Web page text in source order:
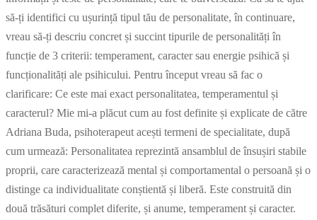
să-ți identifici cu ușurință tipul tău de personalitate, în continuare,
vreau să-ți descriu concret și succint tipurile de personalități în
funcție de 3 criterii: temperament, caracter sau energie psihică și
funcționalități ale psihicului. Pentru început vreau să fac o
clarificare: Ce este mai exact personalitatea, temperamentul și
caracterul? Mie mi-a plăcut cum au fost definite și explicate de către
Adriana Buda, psihoterapeut acești termeni de specialitate, după
cum urmează: Personalitatea reprezintă ansamblul de însușiri stabile
proprii, care caracterizează mental și comportamental o persoană și o
distinge ca individualitate conștientă și liberă. Este construită din
două trăsături complet diferite, și anume, temperament și caracter.